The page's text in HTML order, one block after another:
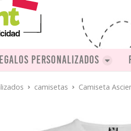
personalizados
camisetas Camiseta